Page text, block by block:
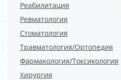
Реабилитация
Ревматология
Стоматология
Травматология/Ортопедия
Фармакология/Токсикология
Хирургия